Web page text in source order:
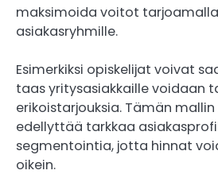
maksimoida voitot
asiakasryhmille.
Esimerkiksi opiskelijat voivat
taas yritysasiakkaille voidaan
erikoistarjouksia. Tämän
edellyttää tarkkaa
segmentointia, jotta hinnat
oikein.